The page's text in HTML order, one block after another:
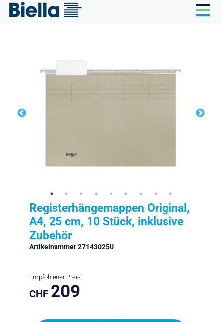
Registerhängemappen Original,
A4, 25 cm, 10 Stück, inklusive
Zubehör
Artikelnummer 27143025U
Empfohlener Preis
CHF 209
Cookie-Einstellungen